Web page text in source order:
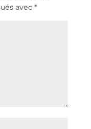
avec *